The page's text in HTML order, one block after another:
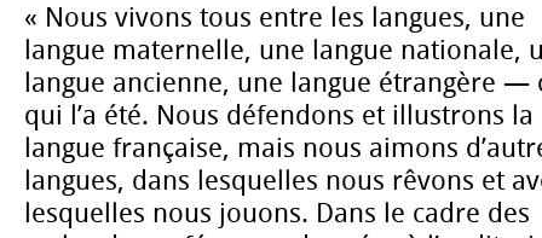
« Nous vivons tous entre les langues, une
langue maternelle, une langue nationale,
langue ancienne, une langue étrangère —
qui l’a été. Nous défendons et illustrons la
langue française, mais nous aimons
langues, dans lesquelles nous rêvons et
lesquelles nous jouons. Dans le cadre des